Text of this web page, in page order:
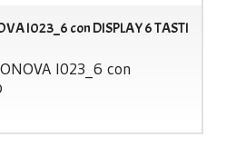
I023_6 con DISPLAY 6 TASTI
I023_6 con